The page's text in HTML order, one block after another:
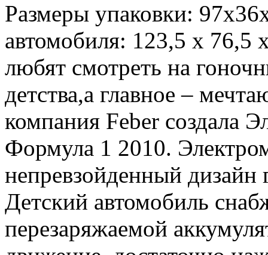
Размеры упаковки:
автомобиля: 123,5 x 76,5
любят смотреть на
детства,а главное –
компания Feber создала
Формула 1 2010.
непревзойденный дизайн
Детский автомобиль
перезаряжаемой